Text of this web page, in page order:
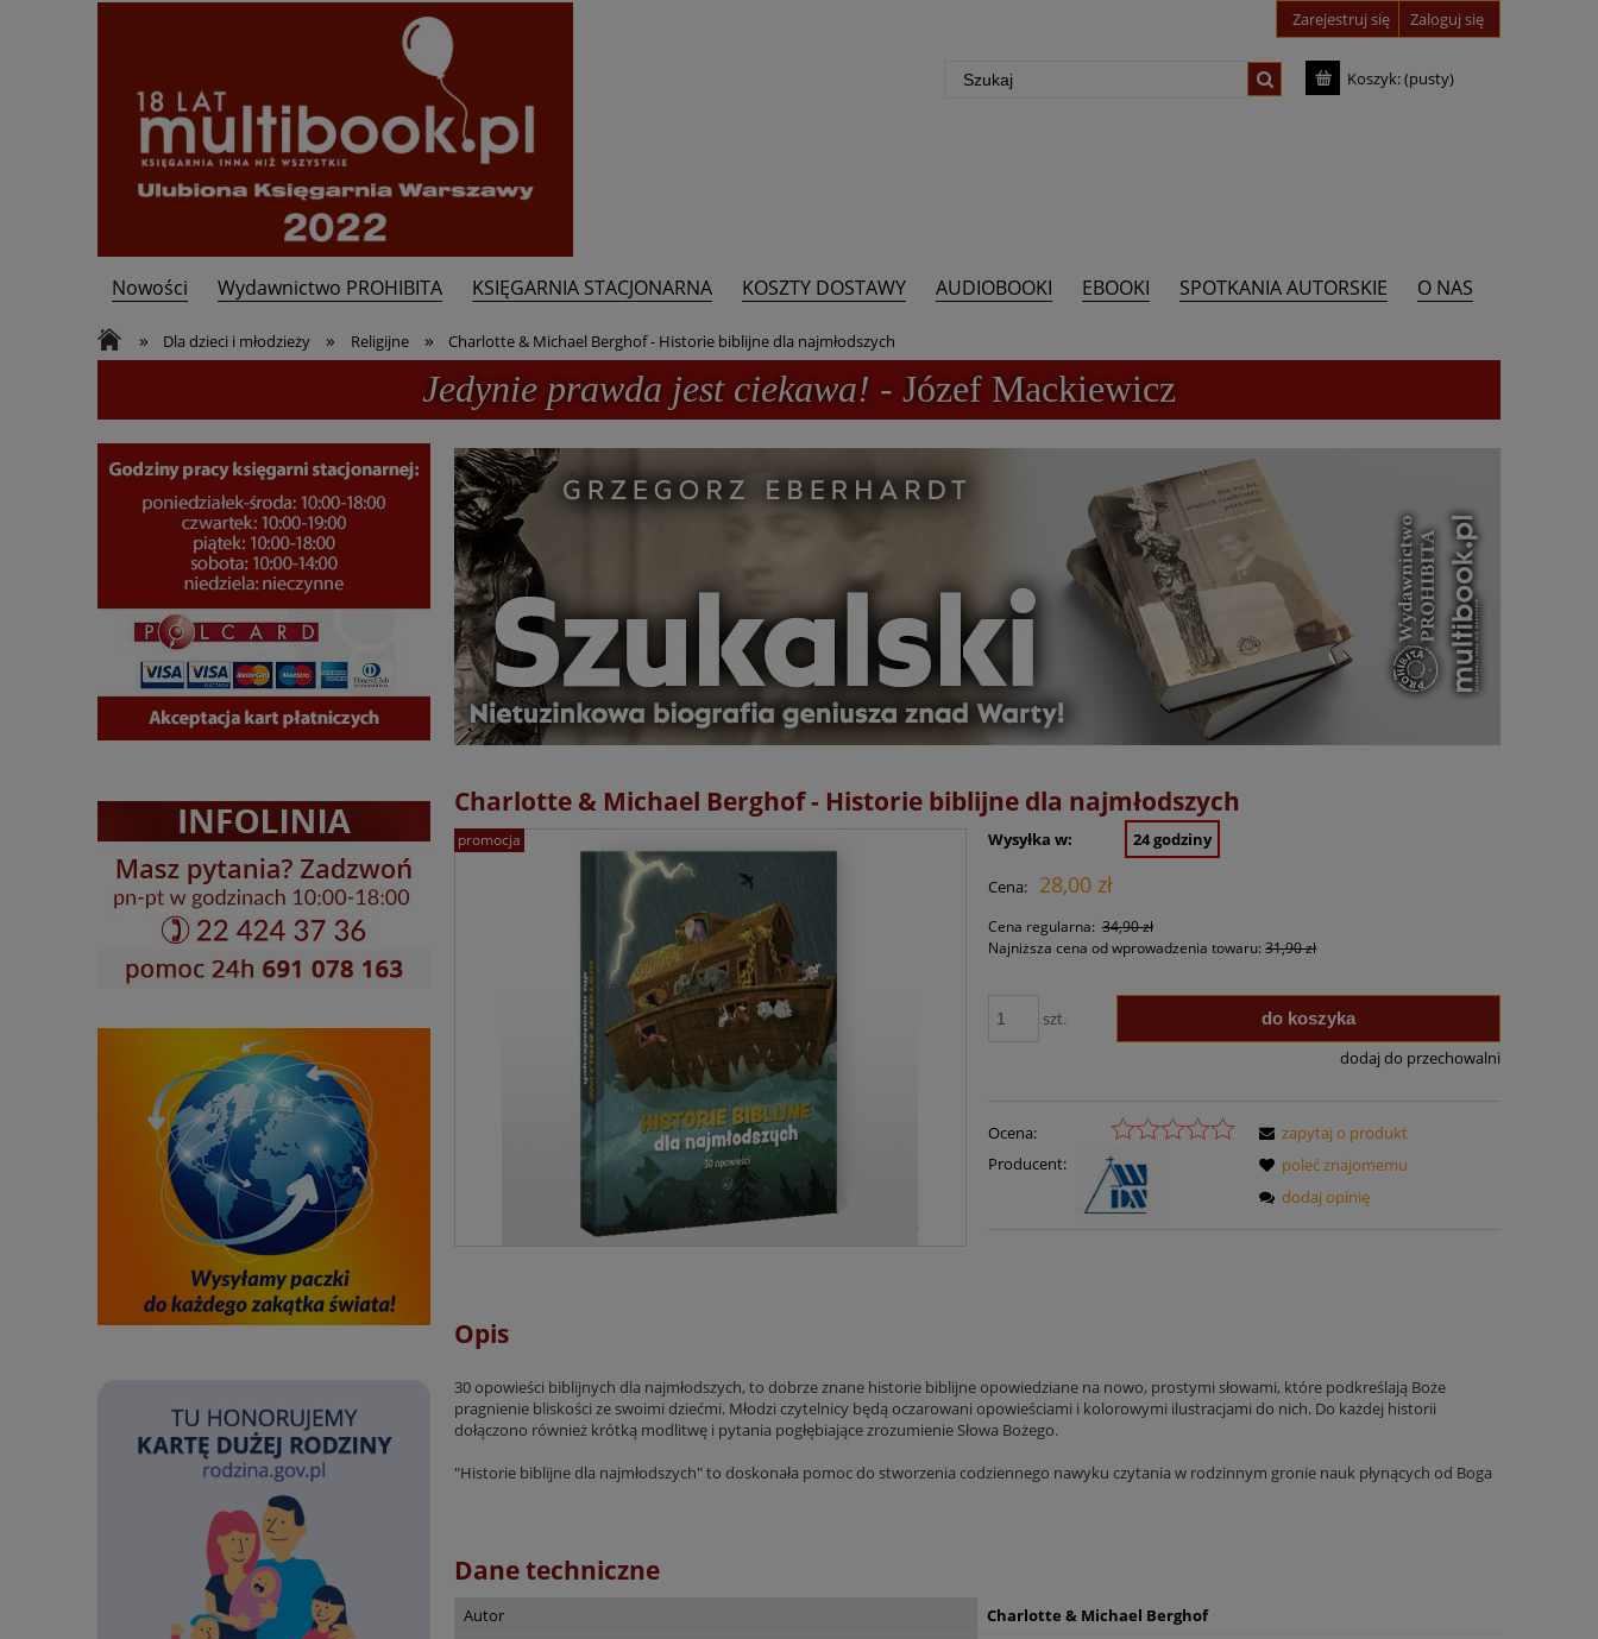
Zarejestruj się Zaloguj się
Koszyk:(pusty)
Nowości Wydawnictwo PROHIBITA KSIĘGARNIA STACJONARNA KOSZTY DOSTAWY AUDIOBOOKI EBOOKI SPOTKANIA AUTORSKIE
O NAS
Kontakt
» Dla dzieci i młodzieży » Religijne » Charlotte & Michael Berghof - Historie biblijne dla najmłodszych
Jedynie prawda jest ciekawa! - Józef Mackiewicz
Charlotte & Michael Berghof - Historie biblijne dla najmłodszych
promocja Wysyłka w: 24 godziny
Cena: 28,00 zł
Cena regularna: 34,90 zł
Najniższa cena od wprowadzenia towaru:31,90 zł
szt. do koszyka
dodaj do przechowalni
Ocena:
Producent:
zapytaj o produkt
poleć znajomemu
dodaj opinię
Opis
30 opowieści biblijnych dla najmłodszych, to dobrze znane historie biblijne opowiedziane na nowo, prostymi słowami, które podkreślają Boże
pragnienie bliskości ze swoimi dziećmi. Młodzi czytelnicy będą oczarowani opowieściami i kolorowymi ilustracjami do nich. Do każdej historii
dołączono również krótką modlitwę i pytania pogłębiające zrozumienie Słowa Bożego.
"Historie biblijne dla najmłodszych" to doskonała pomoc do stworzenia codziennego nawyku czytania w rodzinnym gronie nauk płynących od Boga
Dane techniczne
Autor
Charlotte & Michael Berghof